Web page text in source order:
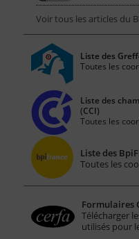
Voir tous les articles du
Liste des
Toutes les
Liste des
(CCI)
Toutes les
Liste des
Toutes les
Formulaires
Télécharger
utilisés pour